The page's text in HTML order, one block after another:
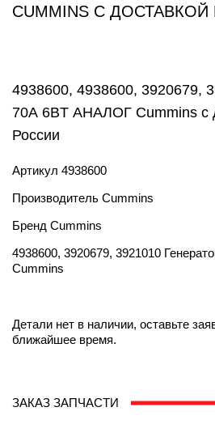
CUMMINS С
4938600, 4938600, 3920679,
70А 6BT АНАЛОГ Cummins с
России
Артикул 4938600
Производитель Cummins
Бренд Cummins
4938600, 3920679, 3921010
Cummins
Детали нет в наличии, оставьте
ближайшее время.
ЗАКАЗ ЗАПЧАСТИ